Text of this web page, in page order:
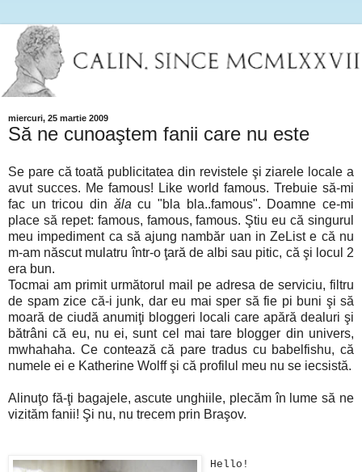
miercuri, 25 martie 2009
Să ne cunoaştem fanii care nu este
Se pare că toată publicitatea din revistele şi ziarele locale a
avut succes. Me famous! Like world famous. Trebuie să-mi
fac un tricou din ăla cu "bla bla..famous". Doamne ce-mi
place să repet: famous, famous, famous. Ştiu eu că singurul
meu impediment ca să ajung nambăr uan in ZeList e că nu
m-am născut mulatru într-o ţară de albi sau pitic, că şi locul 2
era bun.
Tocmai am primit următorul mail pe adresa de serviciu, filtru
de spam zice că-i junk, dar eu mai sper să fie pi buni şi să
moară de ciudă anumiţi bloggeri locali care apără dealuri şi
bătrâni că eu, nu ei, sunt cel mai tare blogger din univers,
mwhahaha. Ce contează că pare tradus cu babelfishu, că
numele ei e Katherine Wolff şi că profilul meu nu se iecsistă.
Alinuţo fă-ţi bagajele, ascute unghiile, plecăm în lume să ne
vizităm fanii! Şi nu, nu trecem prin Braşov.
Hello!